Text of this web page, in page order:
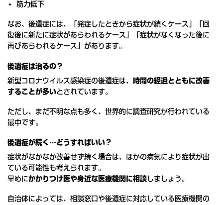
筋力低下
なお、後遺症には、「発症したときから症状が続くケース」「回
復後に新たに症状があらわれるケース」「症状がなくなった後に
再びあらわれるケース」があります。
後遺症は治るの？
新型コロナウイルス感染症の後遺症は、
時間の経過とともに改善
することが多いとされています。
ただし、まだ不明な点も多く、世界的に調査研究が行われている
最中です。
後遺症が続く…どうすればいい？
症状がなかなか改善せず続く場合は、ほかの病気により症状が出
ている可能性も考えられます。
早めにかかりつけ医や身近な医療機関に相談しましょう。
自治体によっては、相談窓口や後遺症に対応している医療機関の